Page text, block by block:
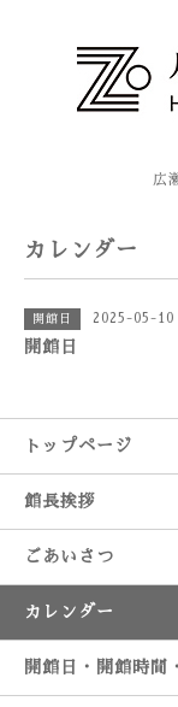
広
カレンダー
開館日 2025-05-
開館日
トップページ
館長挨拶
ごあいさつ
カレンダー
開館日・開館時間